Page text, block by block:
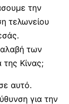
την
τελωνείου
των
Κίνας;
αυτό.
για την